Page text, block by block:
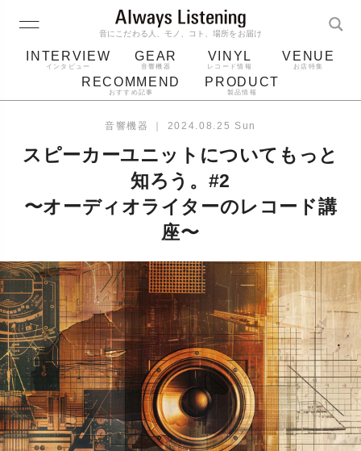
音にこだわる人、モノ、コト、場所をお届け
INTERVIEW
インタビュー
GEAR
音響機器
VINYL
レコード情報
VENUE
お店特集
RECOMMEND
おすすめ記事
PRODUCT
製品情報
レコード針
音響機器 ｜ 2024.08.25 Sun
スピーカーユニットについてもっと
知ろう。#2
〜オーディオライターのレコード講
座〜